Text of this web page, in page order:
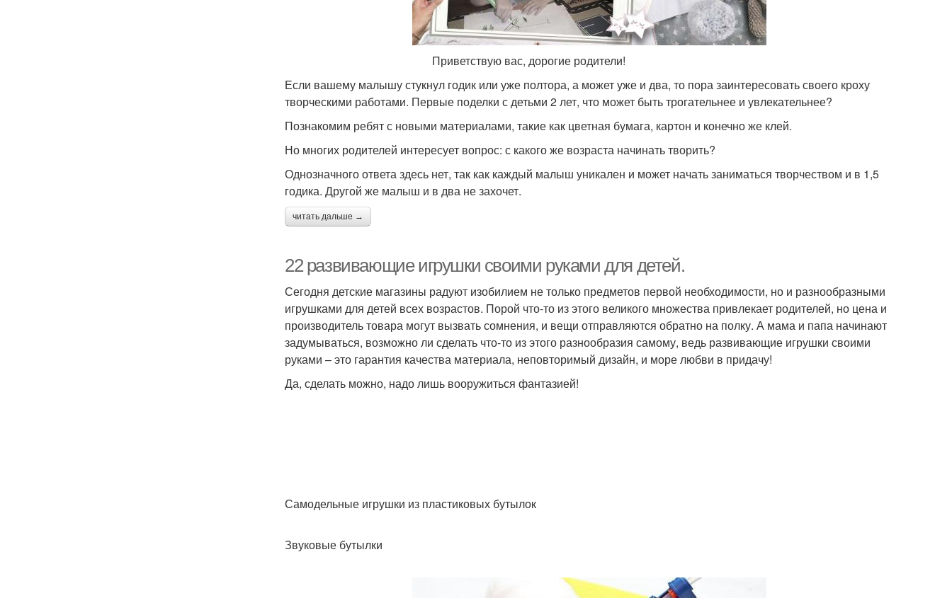
Приветствую вас, дорогие родители!
Если вашему малышу стукнул годик или уже полтора, а может уже и два, то пора заинтересовать своего кроху
творческими работами. Первые поделки с детьми 2 лет, что может быть трогательнее и увлекательнее?
Познакомим ребят с новыми материалами, такие как цветная бумага, картон и конечно же клей.
Но многих родителей интересует вопрос: с какого же возраста начинать творить?
Однозначного ответа здесь нет, так как каждый малыш уникален и может начать заниматься творчеством и в 1,5
годика. Другой же малыш и в два не захочет.
читать дальше →
22 развивающие игрушки своими руками для детей.
Сегодня детские магазины радуют изобилием не только предметов первой необходимости, но и разнообразными
игрушками для детей всех возрастов. Порой что-то из этого великого множества привлекает родителей, но цена и
производитель товара могут вызвать сомнения, и вещи отправляются обратно на полку. А мама и папа начинают
задумываться, возможно ли сделать что-то из этого разнообразия самому, ведь развивающие игрушки своими
руками – это гарантия качества материала, неповторимый дизайн, и море любви в придачу!
Да, сделать можно, надо лишь вооружиться фантазией!
Самодельные игрушки из пластиковых бутылок
Звуковые бутылки